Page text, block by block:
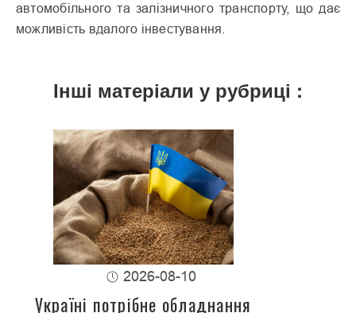
автомобільного та залізничного транспорту, що дає
можливість вдалого інвестування.
Інші матеріали у рубриці :
2026-08-10
Україні потрібне обладнання